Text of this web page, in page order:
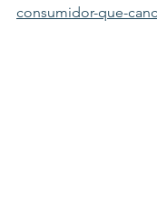
consumidor-que-